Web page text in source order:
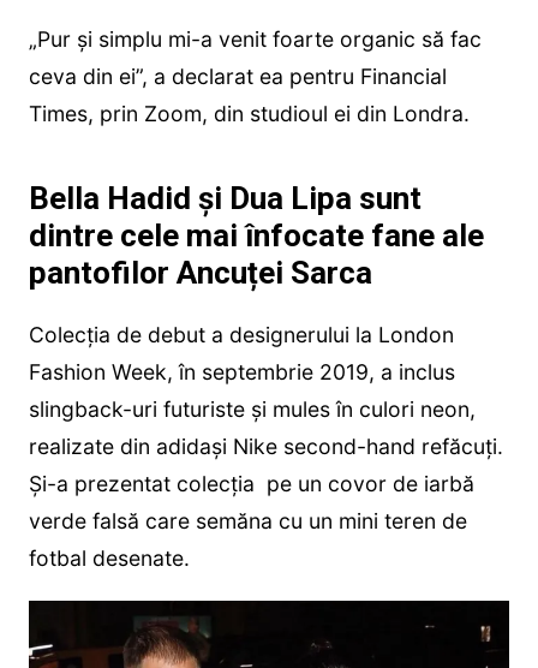
„Pur și simplu mi-a venit foarte organic să fac
ceva din ei”, a declarat ea pentru Financial
Times, prin Zoom, din studioul ei din Londra.
Bella Hadid și Dua Lipa sunt
dintre cele mai înfocate fane ale
pantofilor Ancuței Sarca
Colecția de debut a designerului la London
Fashion Week, în septembrie 2019, a inclus
slingback-uri futuriste și mules în culori neon,
realizate din adidași Nike second-hand refăcuți.
Și-a prezentat colecția pe un covor de iarbă
verde falsă care semăna cu un mini teren de
fotbal desenate.